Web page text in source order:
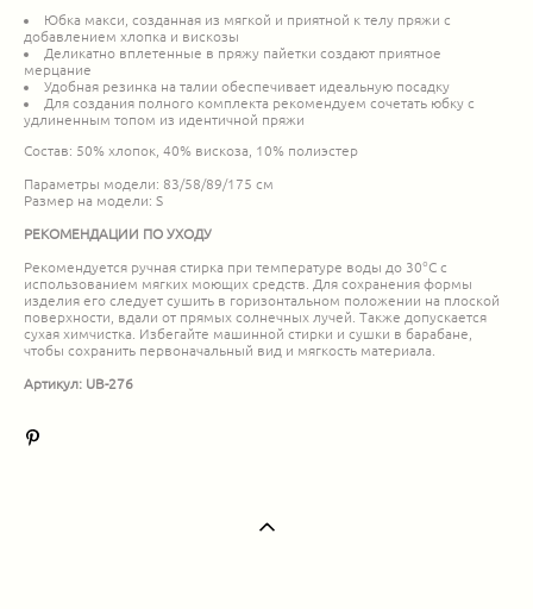
Юбка макси, созданная из мягкой и приятной к телу пряжи с
добавлением хлопка и вискозы
Деликатно вплетенные в пряжу пайетки создают приятное
мерцание
Удобная резинка на талии обеспечивает идеальную посадку
Для создания полного комплекта рекомендуем сочетать юбку с
удлиненным топом из идентичной пряжи
Состав: 50% хлопок, 40% вискоза, 10% полиэстер
Параметры модели: 83/58/89/175 см
Размер на модели: S
РЕКОМЕНДАЦИИ ПО УХОДУ
Рекомендуется ручная стирка при температуре воды до 30°C с
использованием мягких моющих средств. Для сохранения формы
изделия его следует сушить в горизонтальном положении на плоской
поверхности, вдали от прямых солнечных лучей. Также допускается
сухая химчистка. Избегайте машинной стирки и сушки в барабане,
чтобы сохранить первоначальный вид и мягкость материала.
Артикул: UB-276